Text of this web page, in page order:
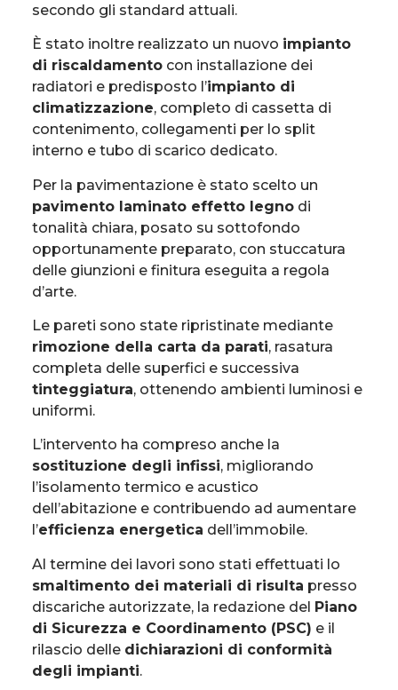
secondo gli standard attuali.
È stato inoltre realizzato un nuovo impianto
di riscaldamento con installazione dei
radiatori e predisposto l’impianto di
climatizzazione, completo di cassetta di
contenimento, collegamenti per lo split
interno e tubo di scarico dedicato.
Per la pavimentazione è stato scelto un
pavimento laminato effetto legno di
tonalità chiara, posato su sottofondo
opportunamente preparato, con stuccatura
delle giunzioni e finitura eseguita a regola
d’arte.
Le pareti sono state ripristinate mediante
rimozione della carta da parati, rasatura
completa delle superfici e successiva
tinteggiatura, ottenendo ambienti luminosi e
uniformi.
L’intervento ha compreso anche la
sostituzione degli infissi, migliorando
l’isolamento termico e acustico
dell’abitazione e contribuendo ad aumentare
l’efficienza energetica dell’immobile.
Al termine dei lavori sono stati effettuati lo
smaltimento dei materiali di risulta presso
discariche autorizzate, la redazione del Piano
di Sicurezza e Coordinamento (PSC) e il
rilascio delle dichiarazioni di conformità
degli impianti.